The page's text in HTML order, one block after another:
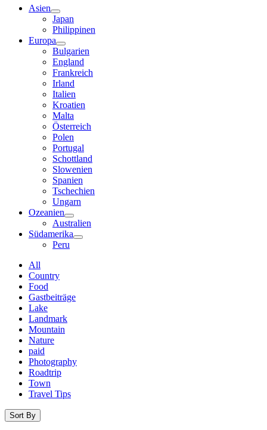
Asien
Japan
Philippinen
Europa
Bulgarien
England
Frankreich
Irland
Italien
Kroatien
Malta
Österreich
Polen
Portugal
Schottland
Slowenien
Spanien
Tschechien
Ungarn
Ozeanien
Australien
Südamerika
Peru
All
Country
Food
Gastbeiträge
Lake
Landmark
Mountain
Nature
paid
Photography
Roadtrip
Town
Travel Tips
Sort By